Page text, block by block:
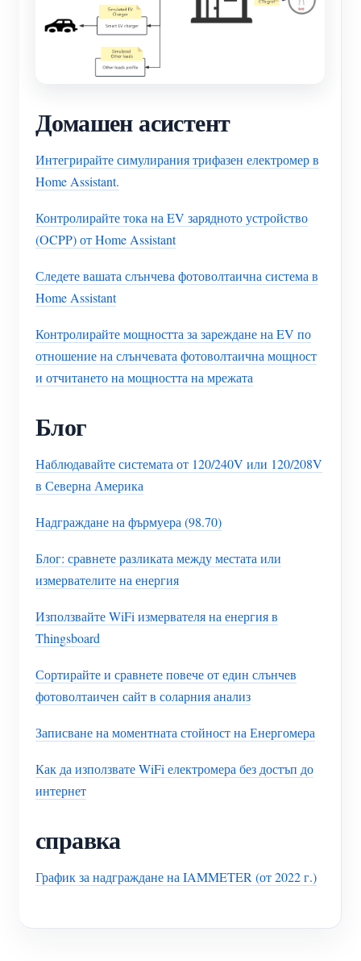
Домашен асистент
Интегрирайте симулирания трифазен електромер в
Home Assistant.
Контролирайте тока на EV зарядното устройство
(OCPP) от Home Assistant
Следете вашата слънчева фотоволтаична система в
Home Assistant
Контролирайте мощността за зареждане на EV по
отношение на слънчевата фотоволтаична мощност
и отчитането на мощността на мрежата
Блог
Наблюдавайте системата от 120/240V или 120/208V
в Северна Америка
Надграждане на фърмуера (98.70)
Блог: сравнете разликата между местата или
измервателите на енергия
Използвайте WiFi измервателя на енергия в
Thingsboard
Сортирайте и сравнете повече от един слънчев
фотоволтаичен сайт в соларния анализ
Записване на моментната стойност на Енергомера
Как да използвате WiFi електромера без достъп до
интернет
справка
График за надграждане на IAMMETER (от 2022 г.)